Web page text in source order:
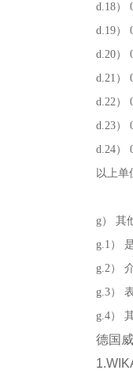
d.18）
d.19）
d.20）
d.21）
d.22）
d.23）
d.24）
以上单
g） 其
g.1）
g.2）
g.3）
g.4）
德国